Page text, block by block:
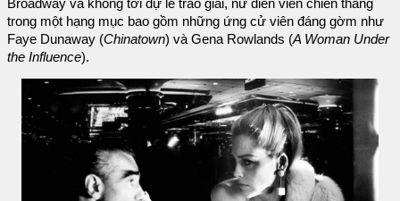
Broadway và không tới dự lễ trao giải, nữ diễn viên chiến thắng
trong một hạng mục bao gồm những ứng cử viên đáng gờm như
Faye Dunaway (Chinatown) và Gena Rowlands (A Woman Under
the Influence).